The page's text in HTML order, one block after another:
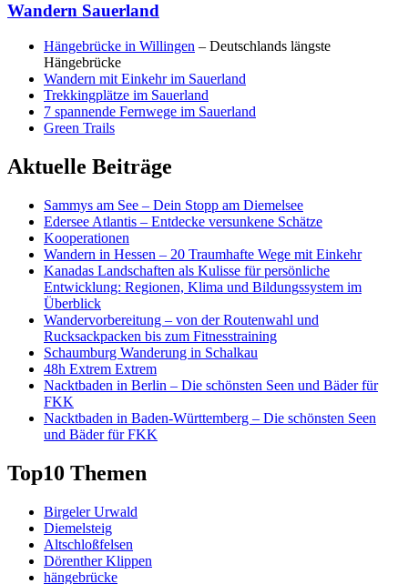
Wandern Sauerland
Hängebrücke in Willingen – Deutschlands längste
Hängebrücke
Wandern mit Einkehr im Sauerland
Trekkingplätze im Sauerland
7 spannende Fernwege im Sauerland
Green Trails
Aktuelle Beiträge
Sammys am See – Dein Stopp am Diemelsee
Edersee Atlantis – Entdecke versunkene Schätze
Kooperationen
Wandern in Hessen – 20 Traumhafte Wege mit Einkehr
Kanadas Landschaften als Kulisse für persönliche
Entwicklung: Regionen, Klima und Bildungssystem im
Überblick
Wandervorbereitung – von der Routenwahl und
Rucksackpacken bis zum Fitnesstraining
Schaumburg Wanderung in Schalkau
48h Extrem Extrem
Nacktbaden in Berlin – Die schönsten Seen und Bäder für
FKK
Nacktbaden in Baden-Württemberg – Die schönsten Seen
und Bäder für FKK
Top10 Themen
Birgeler Urwald
Diemelsteig
Altschloßfelsen
Dörenther Klippen
hängebrücke